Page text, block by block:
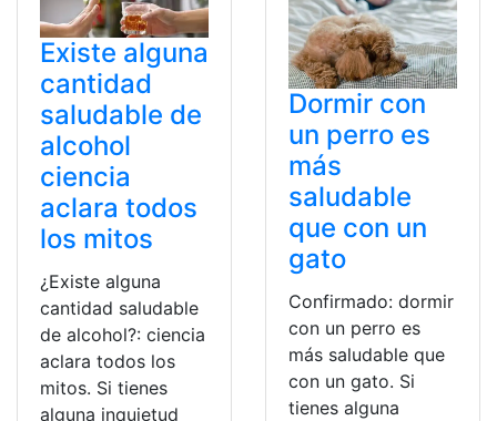
Existe alguna
cantidad
saludable de
alcohol
ciencia
aclara todos
los mitos
¿Existe alguna
cantidad saludable
de alcohol?: ciencia
aclara todos los
mitos. Si tienes
alguna inquietud
Dormir con
un perro es
más
saludable
que con un
gato
Confirmado: dormir
con un perro es
más saludable que
con un gato. Si
tienes alguna